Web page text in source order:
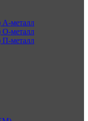
металл
металл
металл